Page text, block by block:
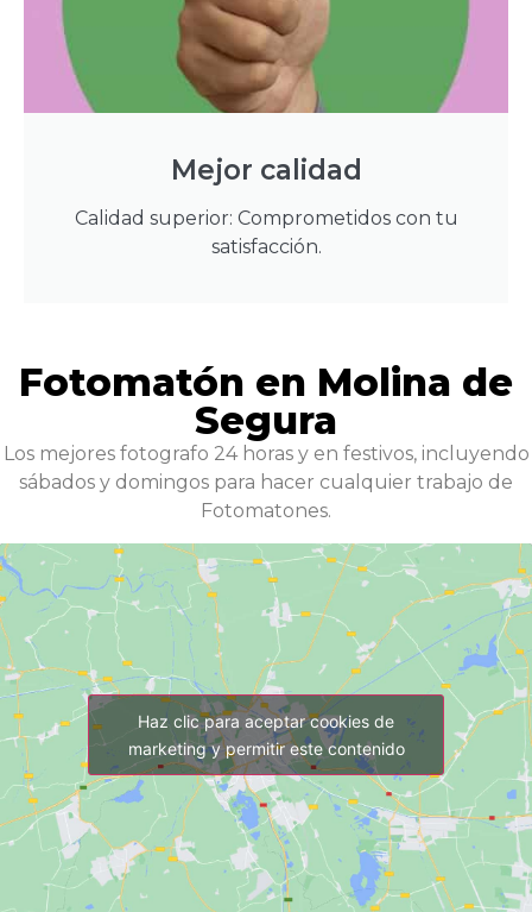
Mejor calidad
Calidad superior: Comprometidos con tu
satisfacción.
Fotomatón en Molina de
Segura
Los mejores fotografo 24 horas y en festivos, incluyendo
sábados y domingos para hacer cualquier trabajo de
Fotomatones.
Haz clic para aceptar cookies de
marketing y permitir este contenido